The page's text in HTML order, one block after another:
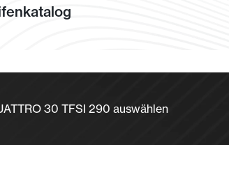
30 TFSI 290 auswählen